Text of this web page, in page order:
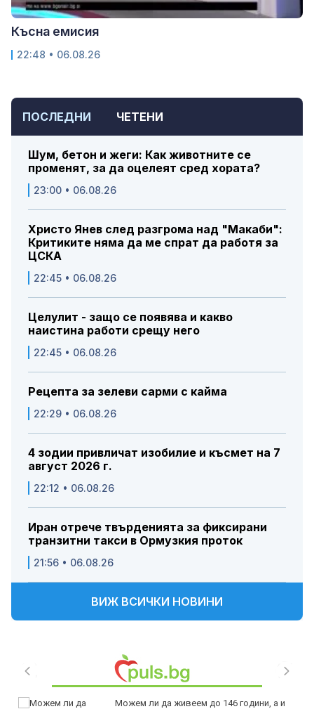
ПОСЛЕДНИ ЧЕТЕНИ
Шум, бетон и жеги: Как животните се
променят, за да оцелеят сред хората?
23:00 • 06.08.26
Христо Янев след разгрома над "Макаби":
Критиките няма да ме спрат да работя за
ЦСКА
22:45 • 06.08.26
Целулит - защо се появява и какво
наистина работи срещу него
22:45 • 06.08.26
Рецепта за зелеви сарми с кайма
22:29 • 06.08.26
4 зодии привличат изобилие и късмет на 7
август 2026 г.
22:12 • 06.08.26
Иран отрече твърденията за фиксирани
транзитни такси в Ормузкия проток
21:56 • 06.08.26
ВИЖ ВСИЧКИ НОВИНИ
Можем ли да живеем до 146 години, а и
Късна емисия
22:48 • 06.08.26